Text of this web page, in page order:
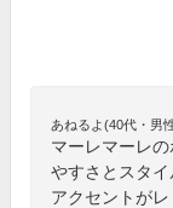
あねるよ(40代・男
マーレマーレ
やすさとスタ
アクセントが